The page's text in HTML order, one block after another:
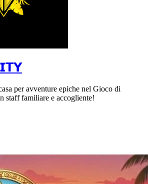
per avventure epiche nel Gioco di
staff familiare e accogliente!